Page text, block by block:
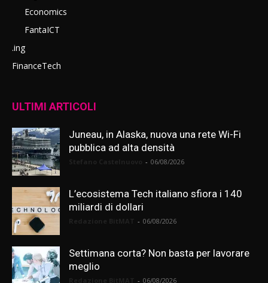
Economics
FantaICT
.ing
FinanceTech
ULTIMI ARTICOLI
Juneau, in Alaska, nuova una rete Wi-Fi
pubblica ad alta densità
- 06/08/2026
L’ecosistema Tech italiano sfiora i 140
miliardi di dollari
- 06/08/2026
Settimana corta? Non basta per lavorare
meglio
- 06/08/2026